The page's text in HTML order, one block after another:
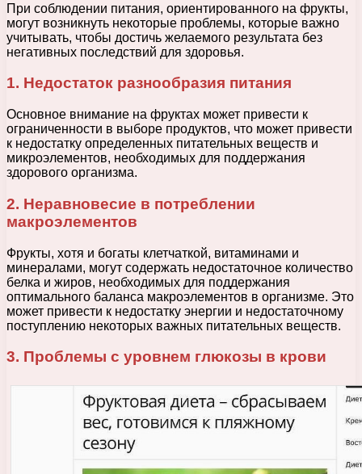
При соблюдении питания, ориентированного на фрукты,
могут возникнуть некоторые проблемы, которые важно
учитывать, чтобы достичь желаемого результата без
негативных последствий для здоровья.
1. Недостаток разнообразия питания
Основное внимание на фруктах может привести к
ограниченности в выборе продуктов, что может привести
к недостатку определенных питательных веществ и
микроэлементов, необходимых для поддержания
здорового организма.
2. Неравновесие в потреблении
макроэлементов
Фрукты, хотя и богаты клетчаткой, витаминами и
минералами, могут содержать недостаточное количество
белка и жиров, необходимых для поддержания
оптимального баланса макроэлементов в организме. Это
может привести к недостатку энергии и недостаточному
поступлению некоторых важных питательных веществ.
3. Проблемы с уровнем глюкозы в крови